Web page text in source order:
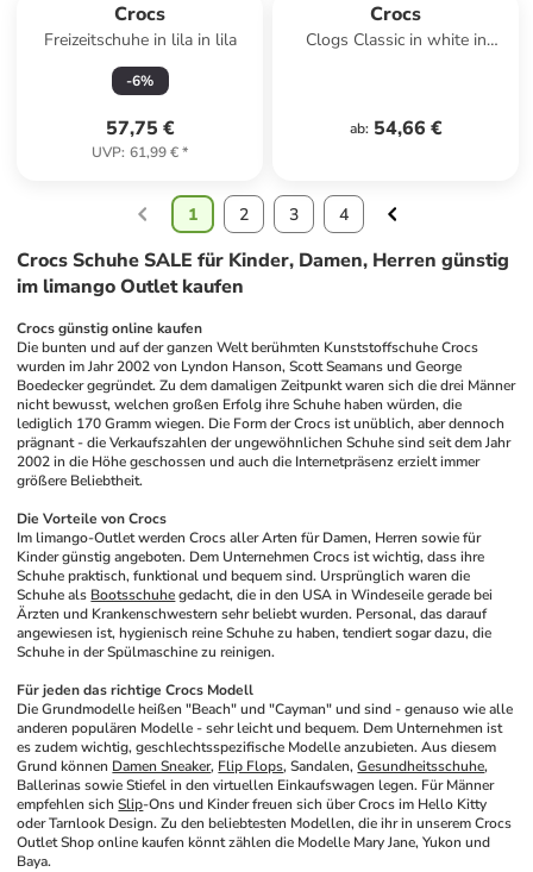
Crocs
Freizeitschuhe in lila in lila
-6%
57,75 €
UVP: 61,99 €*
Crocs
Clogs Classic in white in
ab: 54,66 €
1 2 3 4
Crocs Schuhe SALE für Kinder, Damen, Herren günstig
im limango Outlet kaufen
Crocs günstig online kaufen
Die bunten und auf der ganzen Welt berühmten Kunststoffschuhe Crocs
wurden im Jahr 2002 von Lyndon Hanson, Scott Seamans und George
Boedecker gegründet. Zu dem damaligen Zeitpunkt waren sich die drei Männer
nicht bewusst, welchen großen Erfolg ihre Schuhe haben würden, die
lediglich 170 Gramm wiegen. Die Form der Crocs ist unüblich, aber dennoch
prägnant - die Verkaufszahlen der ungewöhnlichen Schuhe sind seit dem Jahr
2002 in die Höhe geschossen und auch die Internetpräsenz erzielt immer
größere Beliebtheit.
Die Vorteile von Crocs
Im limango-Outlet werden Crocs aller Arten für Damen, Herren sowie für
Kinder günstig angeboten. Dem Unternehmen Crocs ist wichtig, dass ihre
Schuhe praktisch, funktional und bequem sind. Ursprünglich waren die
Schuhe als Bootsschuhe gedacht, die in den USA in Windeseile gerade bei
Ärzten und Krankenschwestern sehr beliebt wurden. Personal, das darauf
angewiesen ist, hygienisch reine Schuhe zu haben, tendiert sogar dazu, die
Schuhe in der Spülmaschine zu reinigen.
Für jeden das richtige Crocs Modell
Die Grundmodelle heißen "Beach" und "Cayman" und sind - genauso wie alle
anderen populären Modelle - sehr leicht und bequem. Dem Unternehmen ist
es zudem wichtig, geschlechtsspezifische Modelle anzubieten. Aus diesem
Grund können Damen Sneaker, Flip Flops, Sandalen, Gesundheitsschuhe,
Ballerinas sowie Stiefel in den virtuellen Einkaufswagen legen. Für Männer
empfehlen sich Slip-Ons und Kinder freuen sich über Crocs im Hello Kitty
oder Tarnlook Design. Zu den beliebtesten Modellen, die ihr in unserem Crocs
Outlet Shop online kaufen könnt zählen die Modelle Mary Jane, Yukon und
Baya.